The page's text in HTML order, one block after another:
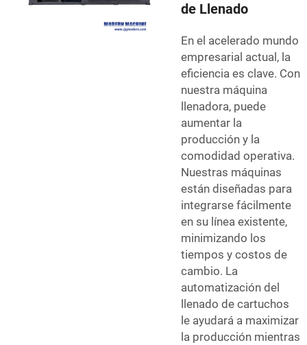
de Llenado
En el acelerado mundo
empresarial actual, la
eficiencia es clave. Con
nuestra máquina
llenadora, puede
aumentar la
producción y la
comodidad operativa.
Nuestras máquinas
están diseñadas para
integrarse fácilmente
en su línea existente,
minimizando los
tiempos y costos de
cambio. La
automatización del
llenado de cartuchos
le ayudará a maximizar
la producción mientras